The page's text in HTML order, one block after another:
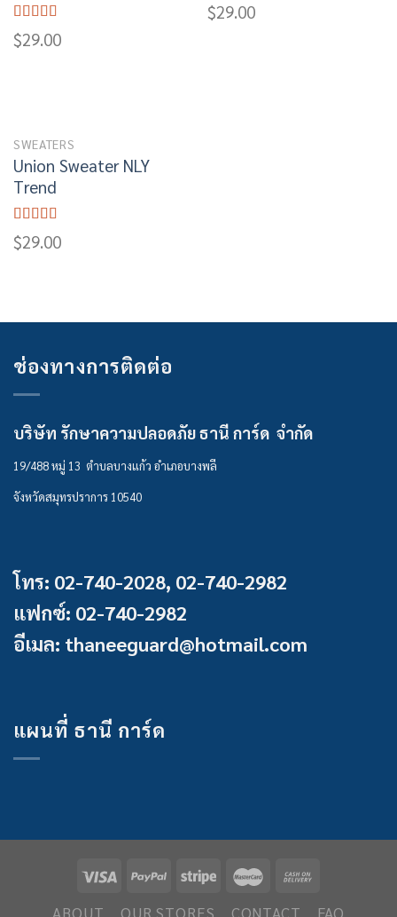
Rated5.00
out of 5
$29.00
$29.00
SWEATERS
Union Sweater NLY
Trend
Rated
3.50out
$29.00
ช่องทางการติดต่อ
บริษัท รักษาความปลอดภัย ธานี การ์ด จำกัด
19/488 หมู่ 13 ตำบลบางแก้ว อำเภอบางพลี
จังหวัดสมุทรปราการ 10540
โทร: 02-740-2028, 02-740-2982
แฟกซ์: 02-740-2982
อีเมล: thaneeguard@hotmail.com
แผนที่ ธานี การ์ด
ABOUT OUR STORES CONTACT FAQ